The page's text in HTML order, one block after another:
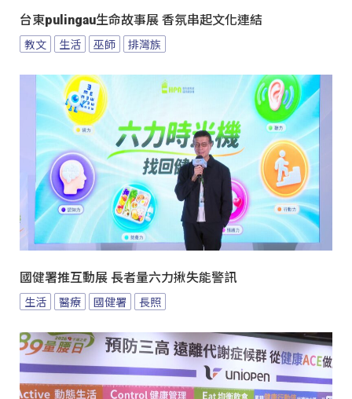
台東pulingau生命故事展 香氛串起文化連結
教文 生活 巫師 排灣族
國健署推互動展 長者量六力揪失能警訊
生活 醫療 國健署 長照